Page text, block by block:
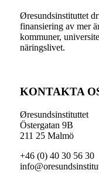
Øresundsinstituttet
finansiering av mer
kommuner,
näringslivet.
KONTAKTA
Øresundsinstituttet
Östergatan 9B
211 25 Malmö
+46 (0) 40 30 56 30